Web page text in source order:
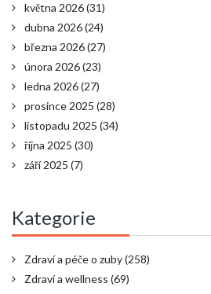
května 2026(31)
dubna 2026(24)
března 2026(27)
února 2026(23)
ledna 2026(27)
prosince 2025 (28)
listopadu 2025 (34)
října 2025 (30)
září 2025 (7)
Kategorie
Zdraví a péče o zuby(258)
Zdraví a wellness (69)